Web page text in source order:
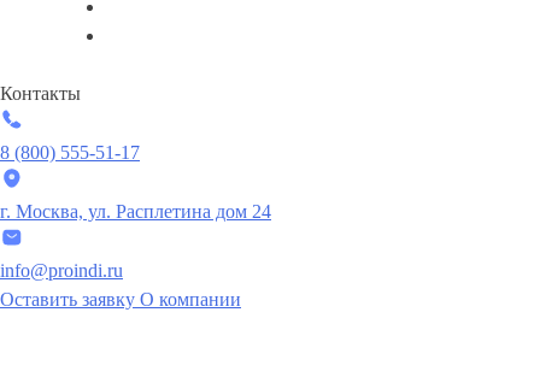
Контакты
8 (800) 555-51-17
г. Москва, ул. Расплетина дом 24
info@proindi.ru
Оставить заявку О компании